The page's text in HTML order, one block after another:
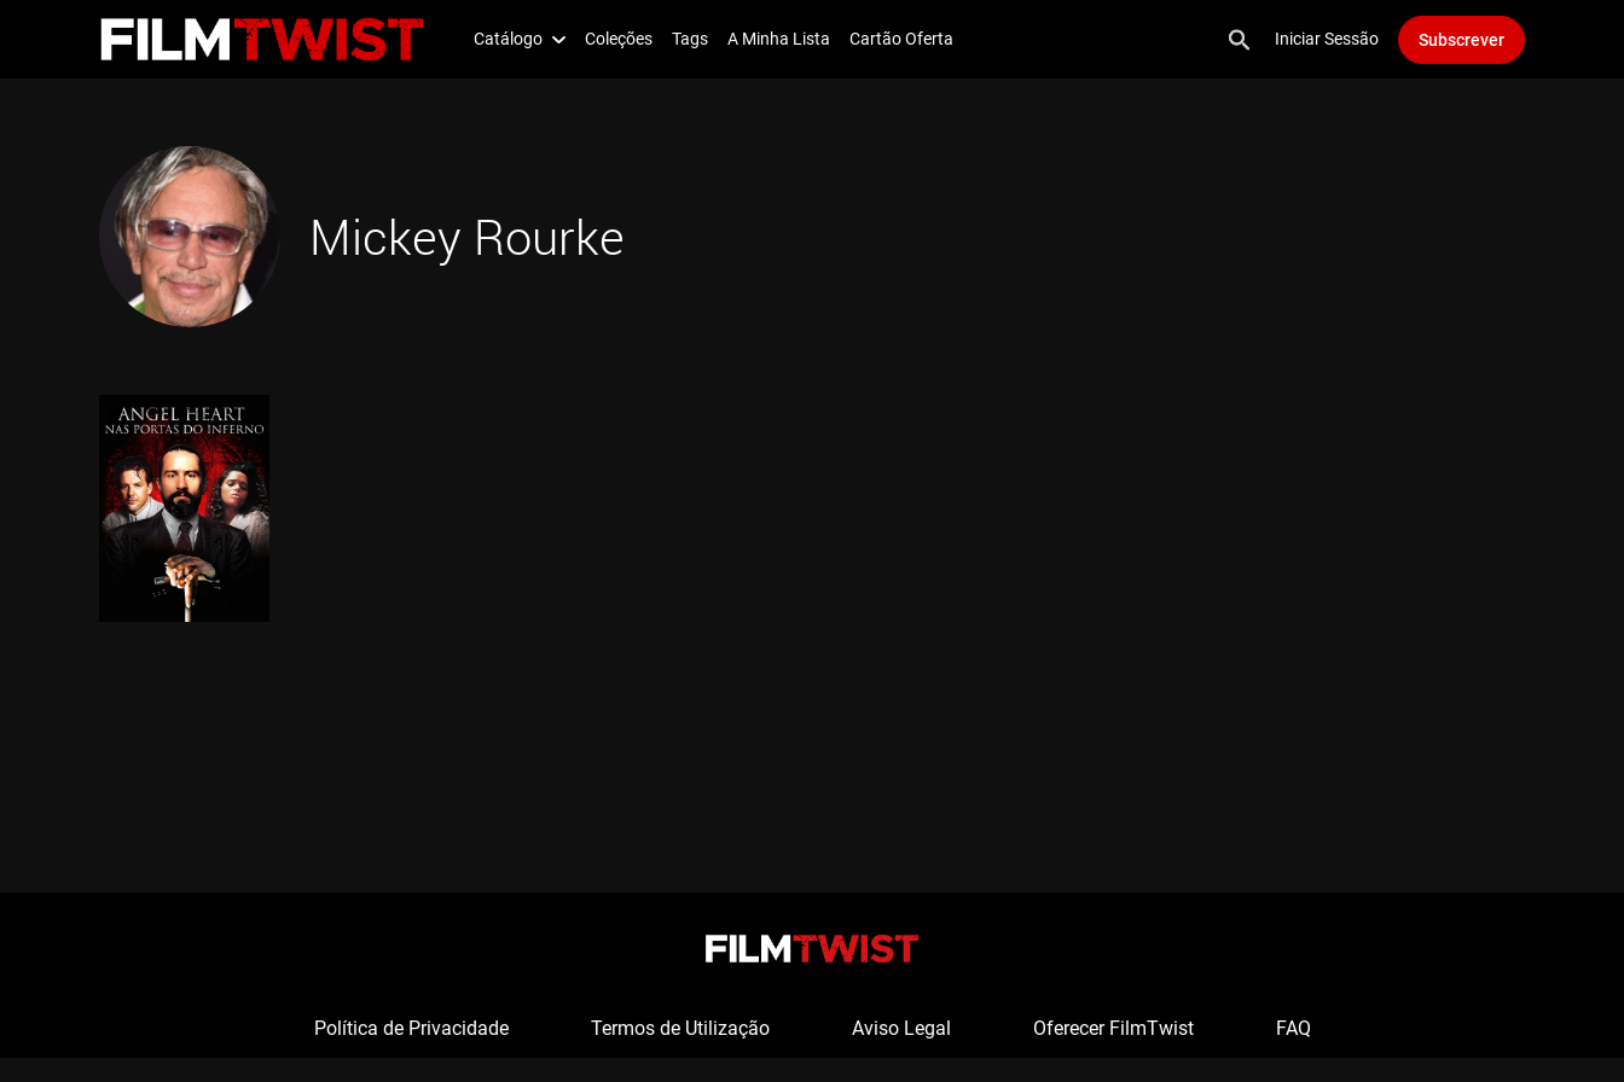
Catálogo Coleções Tags A Minha Lista Cartão Oferta Iniciar Sessão Subscrever
Mickey Rourke
Política de Privacidade Termos de Utilização Aviso Legal Oferecer FilmTwist FAQ